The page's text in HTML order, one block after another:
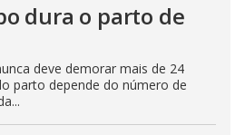
dura o parto de
deve demorar mais de 24
parto depende do número de